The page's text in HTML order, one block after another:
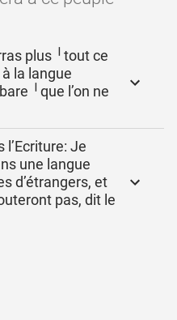
plus ╵tout ce
la langue
╵que l’on ne
l’Ecriture: Je
une langue
d’étrangers, et
pas, dit le